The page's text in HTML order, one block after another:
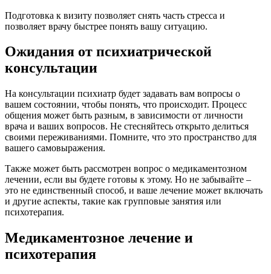
Подготовка к визиту позволяет снять часть стресса и
позволяет врачу быстрее понять вашу ситуацию.
Ожидания от психиатрической
консультации
На консультации психиатр будет задавать вам вопросы о
вашем состоянии, чтобы понять, что происходит. Процесс
общения может быть разным, в зависимости от личности
врача и ваших вопросов. Не стесняйтесь открыто делиться
своими переживаниями. Помните, что это пространство для
вашего самовыражения.
Также может быть рассмотрен вопрос о медикаментозном
лечении, если вы будете готовы к этому. Но не забывайте –
это не единственный способ, и ваше лечение может включать
и другие аспекты, такие как групповые занятия или
психотерапия.
Медикаментозное лечение и
психотерапия